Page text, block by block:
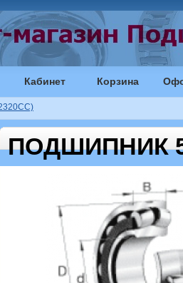
Кабинет Корзина
ПОДШИПНИК